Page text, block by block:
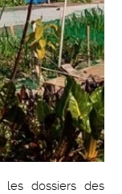
les dossiers des